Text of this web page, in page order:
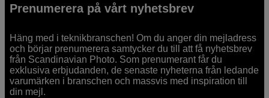
Prenumerera på vårt nyhetsbrev
Häng med i teknikbranschen! Om du anger din mejladress
och börjar prenumerera samtycker du till att få nyhetsbrev
från Scandinavian Photo. Som prenumerant får du
exklusiva erbjudanden, de senaste nyheterna från ledande
varumärken i branschen och massvis med inspiration till
din mejl.